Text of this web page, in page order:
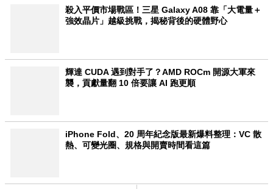
殺入平價市場戰區！三星 Galaxy A08 靠「大電量＋
強效晶片」越級挑戰，揭秘背後的硬體野心
輝達 CUDA 遇到對手了？AMD ROCm 開源大軍來
襲，貢獻量翻 10 倍要讓 AI 跑更順
iPhone Fold、20 周年紀念版最新爆料整理：VC 散
熱、可變光圈、規格與開賣時間看這篇